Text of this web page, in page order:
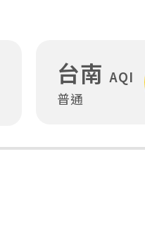
台南 AQI
普通